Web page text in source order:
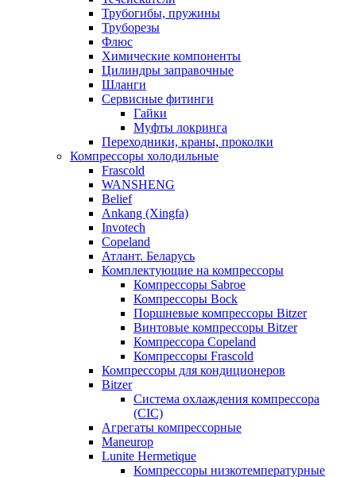
Трубогибы, пружины
Труборезы
Флюс
Химические компоненты
Цилиндры заправочные
Шланги
Сервисные фитинги
Гайки
Муфты локринга
Переходники, краны, проколки
Компрессоры холодильные
Frascold
WANSHENG
Belief
Ankang (Xingfa)
Invotech
Copeland
Атлант. Беларусь
Комплектующие на компрессоры
Компрессоры Sabroe
Компрессоры Bock
Поршневые компрессоры Bitzer
Винтовые компрессоры Bitzer
Компрессора Copeland
Компрессоры Frascold
Компрессоры для кондиционеров
Bitzer
Система охлаждения компрессора
(CIC)
Агрегаты компрессорные
Maneurop
Lunite Hermetique
Компрессоры низкотемпературные